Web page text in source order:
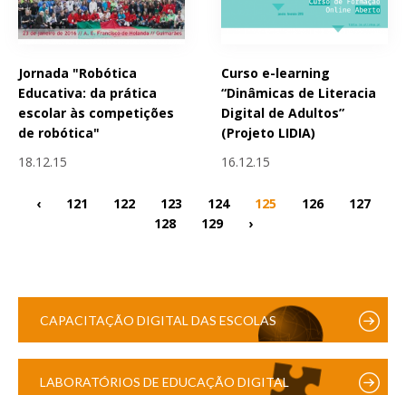
Jornada "Robótica
Educativa: da prática
escolar às competições
de robótica"
18.12.15
Curso e-learning
“Dinâmicas de Literacia
Digital de Adultos”
(Projeto LIDIA)
16.12.15
‹ 121 122 123 124 125 126
127
128
129 ›
CAPACITAÇÃO DIGITAL DAS ESCOLAS
LABORATÓRIOS DE EDUCAÇÃO DIGITAL